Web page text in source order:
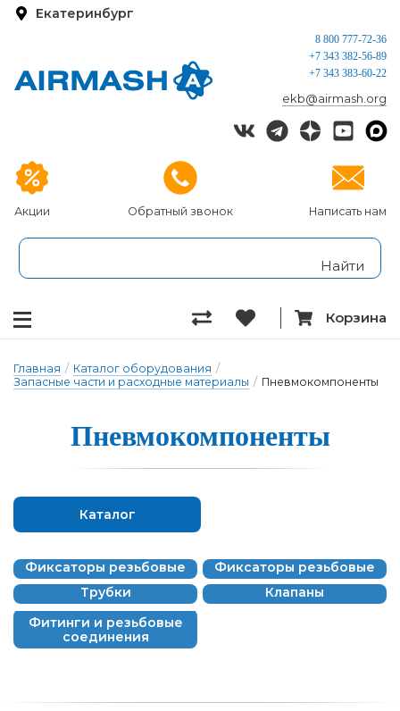
Екатеринбург
Акции Обратный звонок Написать нам
8 800 777-72-36
+7 343 382-56-89
+7 343 383-60-22
ekb@airmash.org
Корзина
Главная / Каталог оборудования /
Запасные части и расходные материалы / Пневмокомпоненты
Пнев­мо­ком­по­нен­ты
Каталог
Фиксаторы резьбовые
Фиксаторы резьбовые
Трубки
Клапаны
Фитинги и резьбовые
соединения